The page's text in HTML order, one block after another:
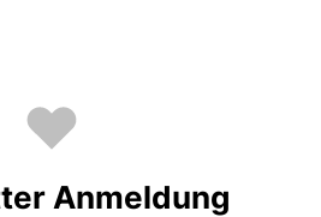
Anmeldung